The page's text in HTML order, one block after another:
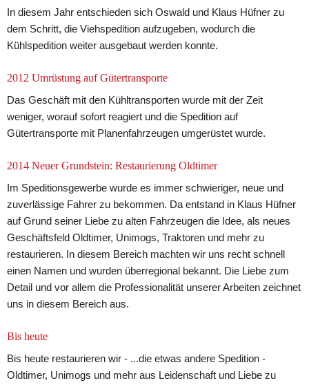
In diesem Jahr entschieden sich Oswald und Klaus Hüfner zu
dem Schritt, die Viehspedition aufzugeben, wodurch die
Kühlspedition weiter ausgebaut werden konnte.
2012 Umrüstung auf Gütertransporte
Das Geschäft mit den Kühltransporten wurde mit der Zeit
weniger, worauf sofort reagiert und die Spedition auf
Gütertransporte mit Planenfahrzeugen umgerüstet wurde.
2014 Neuer Grundstein: Restaurierung Oldtimer
Im Speditionsgewerbe wurde es immer schwieriger, neue und
zuverlässige Fahrer zu bekommen. Da entstand in Klaus Hüfner
auf Grund seiner Liebe zu alten Fahrzeugen die Idee, als neues
Geschäftsfeld Oldtimer, Unimogs, Traktoren und mehr zu
restaurieren. In diesem Bereich machten wir uns recht schnell
einen Namen und wurden überregional bekannt. Die Liebe zum
Detail und vor allem die Professionalität unserer Arbeiten zeichnet
uns in diesem Bereich aus.
Bis heute
Bis heute restaurieren wir - ...die etwas andere Spedition -
Oldtimer, Unimogs und mehr aus Leidenschaft und Liebe zu